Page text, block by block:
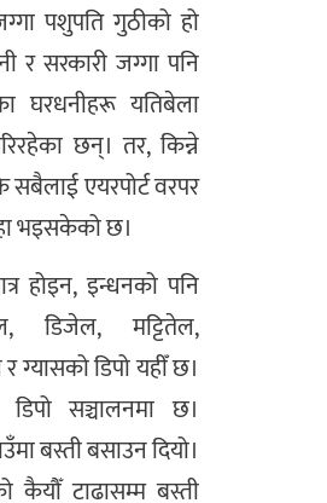
पशुपति गुठीको हो
र सरकारी जग्गा पनि
घरधनीहरू यतिबेला
छन्। तर, किन्ने
एयरपोर्ट वरपर
भइसकेको छ।
होइन, इन्धनको पनि
डिजेल, मट्टितेल,
ग्यासको डिपो यहीँ छ।
सञ्चालनमा छ।
बस्ती बसाउन दियो।
कैयौँ टाढासम्म बस्ती